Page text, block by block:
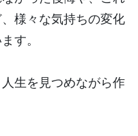
様々な気持ちの変化
す。
生を見つめながら作